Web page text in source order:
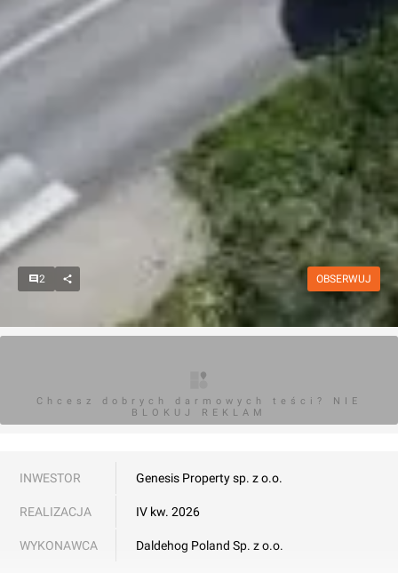
2 OBSERWUJ
Chcesz dobrych darmowych teści? NIE
BLOKUJ REKLAM
INWESTOR Genesis Property sp. z o.o.
REALIZACJA IV kw. 2026
WYKONAWCA Daldehog Poland Sp. z o.o.